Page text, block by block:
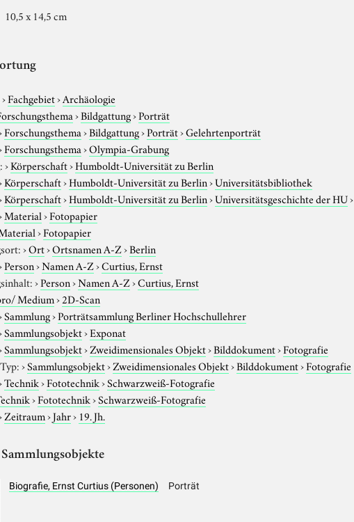
10,5 x 14,5 cm
›Fachgebiet›Archäologie
›Bildgattung›Porträt
Forschungsthema›Bildgattung›Porträt›Gelehrtenporträt
Forschungsthema›Olympia-Grabung
›Körperschaft›Humboldt-Universität zu Berlin
Körperschaft›Humboldt-Universität zu Berlin›Universitätsbibliothek
Körperschaft›Humboldt-Universität zu Berlin›Universitätsgeschichte der HU›
Material›Fotopapier
›Fotopapier
›Ort›Ortsnamen A-Z›Berlin
Person›Namen A-Z›Curtius, Ernst
›Person›Namen A-Z›Curtius, Ernst
Medium›2D-Scan
Sammlung›Porträtsammlung Berliner Hochschullehrer
Sammlungsobjekt›Exponat
Sammlungsobjekt›Zweidimensionales Objekt›Bilddokument›Fotografie
›Sammlungsobjekt›Zweidimensionales Objekt›Bilddokument›Fotografie
Technik›Fototechnik›Schwarzweiß-Fotografie
›Fototechnik›Schwarzweiß-Fotografie
Zeitraum›Jahr› 19. Jh.
Biografie, Ernst Curtius (Personen) Porträt